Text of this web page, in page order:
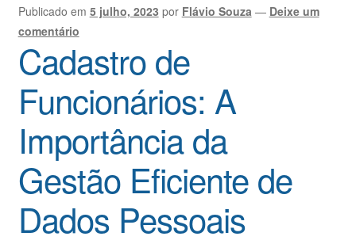
Blog
Contato
Minha Conta
Publicado em 5 julho, 2023 por Flávio Souza — Deixe um
comentário
Cadastro de
Funcionários: A
Importância da
Gestão Eficiente de
Dados Pessoais